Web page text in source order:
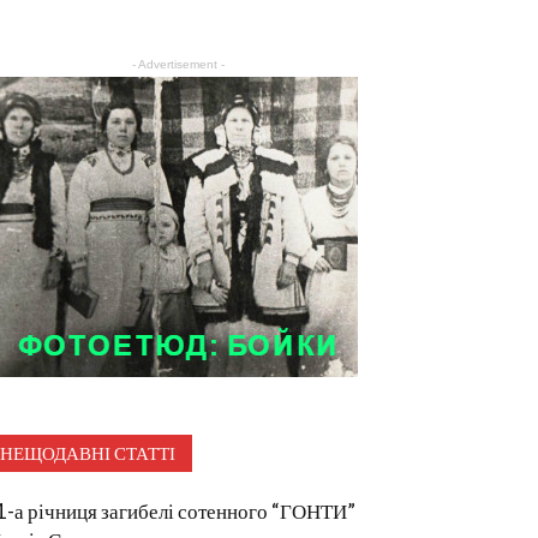
- Advertisement -
НЕЩОДАВНІ СТАТТІ
а річниця загибелі сотенного “ГОНТИ”